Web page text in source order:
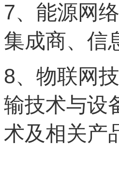
7、能源网
集成商、信
8、物联网
输技术与设
术及相关产